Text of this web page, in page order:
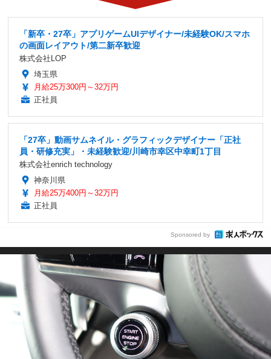
「新卒・27卒」アプリゲームUIデザイナー/未経験OK/スマホ
の画面レイアウト/第二新卒歓迎
株式会社LOP
埼玉県
月給25万300円～32万円
正社員
「27卒」動画サムネイル・グラフィックデザイナー「正社
員・研修充実」・未経験歓迎/川崎市幸区中幸町1丁目
株式会社enrich technology
神奈川県
月給25万400円～32万円
正社員
Sponsored by